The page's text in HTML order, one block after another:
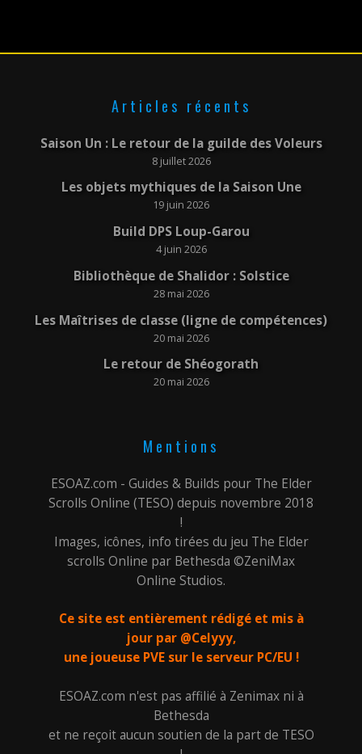
Articles récents
Saison Un : Le retour de la guilde des Voleurs
8 juillet 2026
Les objets mythiques de la Saison Une
19 juin 2026
Build DPS Loup-Garou
4 juin 2026
Bibliothèque de Shalidor : Solstice
28 mai 2026
Les Maîtrises de classe (ligne de compétences)
20 mai 2026
Le retour de Shéogorath
20 mai 2026
Mentions
ESOAZ.com - Guides & Builds pour The Elder
Scrolls Online (TESO) depuis novembre 2018
!
Images, icônes, info tirées du jeu The Elder
scrolls Online par Bethesda ©ZeniMax
Online Studios.
Ce site est entièrement rédigé et mis à
jour par @Celyyy,
une joueuse PVE sur le serveur PC/EU !
ESOAZ.com n'est pas affilié à Zenimax ni à
Bethesda
et ne reçoit aucun soutien de la part de TESO